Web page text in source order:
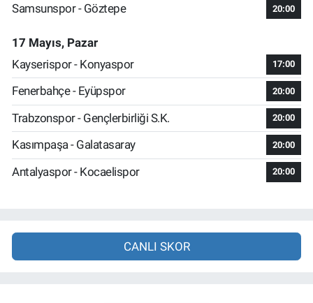
Samsunspor - Göztepe 20:00
17 Mayıs, Pazar
Kayserispor - Konyaspor
17:00
Fenerbahçe - Eyüpspor 20:00
Trabzonspor - Gençlerbirliği S.K. 20:00
Kasımpaşa - Galatasaray 20:00
Antalyaspor - Kocaelispor 20:00
CANLI SKOR